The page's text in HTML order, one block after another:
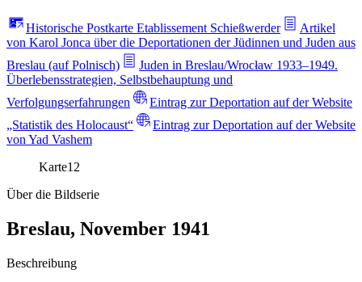
Historische Postkarte Etablissement Schießwerder
Artikel
von Karol Jonca über die Deportationen der Jüdinnen und Juden aus
Breslau (auf Polnisch)
Juden in Breslau/Wrocław 1933–1949.
Überlebensstrategien, Selbstbehauptung und
Verfolgungserfahrungen
Eintrag zur Deportation auf der Website
„Statistik des Holocaust“
Eintrag zur Deportation auf der Website
von Yad Vashem
Karte12
Über die Bildserie
Breslau, November 1941
Beschreibung